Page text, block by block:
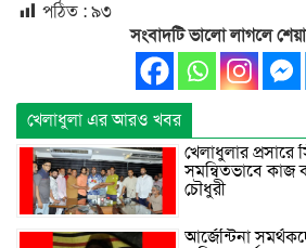
পঠিত : ৯৩
সংবাদটি ভালো লাগলে
খেলাধুলা এর আরও খবর
খেলাধুলার প্রসারে
সমন্বিতভাবে
চৌধুরী
আর্জেন্টিনা